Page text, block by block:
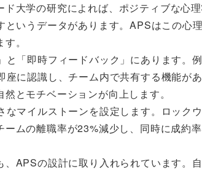
大学の研究によれば、ポジティブな心
いうデータがあります。APSはこの心
。
「即時フィードバック」にあります。
に認識し、チーム内で共有する機能が
とモチベーションが向上します。
マイルストーンを設定します。ロック
ムの離職率が23%減少し、同時に成約
APSの設計に取り入れられています。